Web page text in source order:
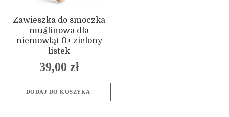
Zawieszka do smoczka
muślinowa dla
niemowląt 0+ zielony
listek
39,00 zł
DODAJ DO KOSZYKA